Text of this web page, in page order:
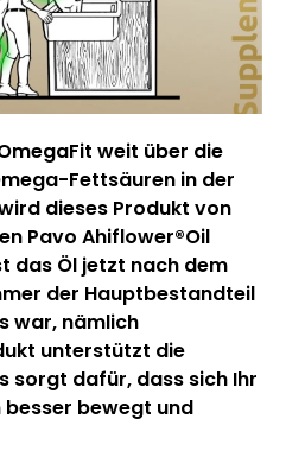
weit über die
Fettsäuren in der
dieses Produkt von
Pavo Ahiflower®Oil
das Öl jetzt nach dem
der Hauptbestandteil
war, nämlich
unterstützt die
sorgt dafür, dass sich Ihr
bewegt und